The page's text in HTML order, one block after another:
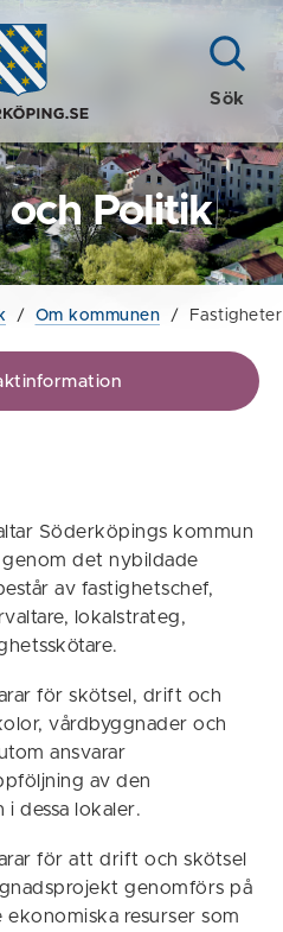
Sök
Politik
/ Om kommunen / Fastigheter
Söderköpings kommun
det nybildade
av fastighetschef,
lokalstrateg,
för skötsel, drift och
vårdbyggnader och
ansvarar
av den
dessa lokaler.
för att drift och skötsel
genomförs på
resurser som